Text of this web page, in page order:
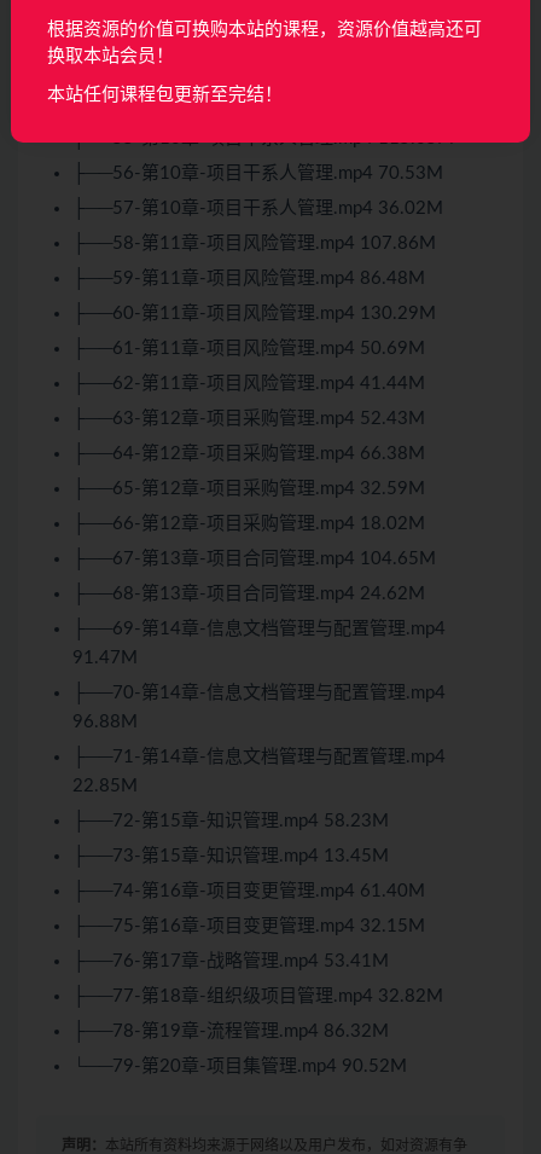
├──52-第10章-项目沟通管理.mp4 66.46M
├──53-第10章-项目沟通管理.mp4 133.78M
├──54-第10章-项目沟通管理.mp4 51.31M
├──55-第10章-项目干系人管理.mp4 115.05M
├──56-第10章-项目干系人管理.mp4 70.53M
├──57-第10章-项目干系人管理.mp4 36.02M
├──58-第11章-项目风险管理.mp4 107.86M
├──59-第11章-项目风险管理.mp4 86.48M
├──60-第11章-项目风险管理.mp4 130.29M
├──61-第11章-项目风险管理.mp4 50.69M
├──62-第11章-项目风险管理.mp4 41.44M
├──63-第12章-项目采购管理.mp4 52.43M
├──64-第12章-项目采购管理.mp4 66.38M
├──65-第12章-项目采购管理.mp4 32.59M
├──66-第12章-项目采购管理.mp4 18.02M
├──67-第13章-项目合同管理.mp4 104.65M
├──68-第13章-项目合同管理.mp4 24.62M
├──69-第14章-信息文档管理与配置管理.mp4
91.47M
├──70-第14章-信息文档管理与配置管理.mp4
96.88M
├──71-第14章-信息文档管理与配置管理.mp4
22.85M
├──72-第15章-知识管理.mp4 58.23M
├──73-第15章-知识管理.mp4 13.45M
├──74-第16章-项目变更管理.mp4 61.40M
├──75-第16章-项目变更管理.mp4 32.15M
├──76-第17章-战略管理.mp4 53.41M
├──77-第18章-组织级项目管理.mp4 32.82M
├──78-第19章-流程管理.mp4 86.32M
└──79-第20章-项目集管理.mp4 90.52M
声明： 本站所有资料均来源于网络以及用户发布，如对资源有争
根据资源的价值可换购本站的课程，资源价值越高还可
换取本站会员！
本站任何课程包更新至完结！